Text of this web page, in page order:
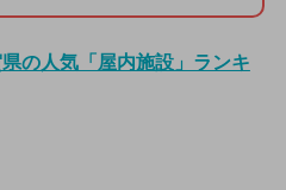
の人気「屋内施設」ランキ